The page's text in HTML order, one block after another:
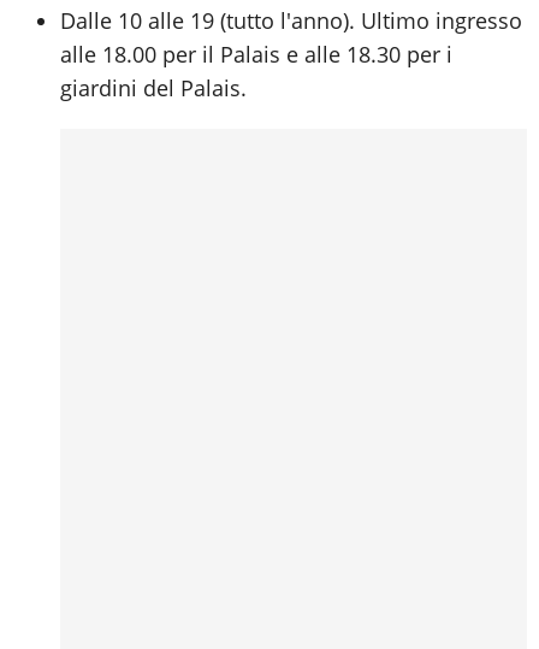
Dalle 10 alle 19 (tutto l'anno). Ultimo ingresso
alle 18.00 per il Palais e alle 18.30 per i
giardini del Palais.